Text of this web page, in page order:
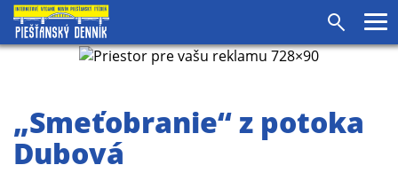
„Smeťobranie“ z potoka
Dubová